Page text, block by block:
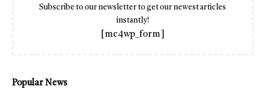
Subscribe to our newsletter to get our newest articles
instantly!
[mc4wp_form]
Popular News